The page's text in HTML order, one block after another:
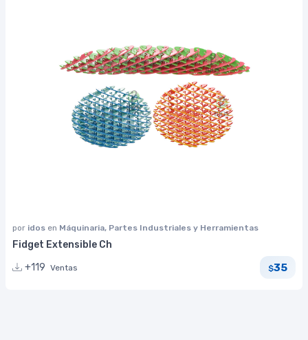
por idos en Máquinaria, Partes Industriales y Herramientas
Fidget Extensible Ch
+119 Ventas $35